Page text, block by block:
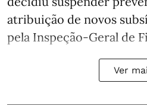
atribuição de novos
pela Inspeção-Geral de
Ver